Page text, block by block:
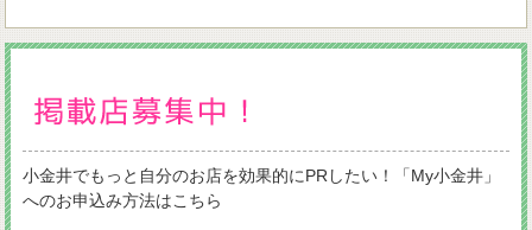
小金井でもっと自分のお店を効果的にPRしたい！「My小金井」
へのお申込み方法はこちら